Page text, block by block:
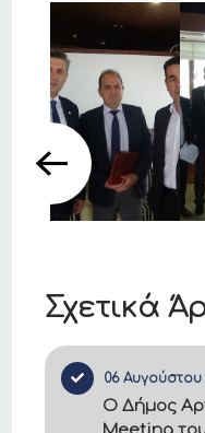
Σχετικά
06 Αυγούστου
Ο Δήμος